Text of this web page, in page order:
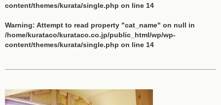
content/themes/kurata/single.php on line 14
Warning: Attempt to read property "cat_name" on null in
/home/kurataco/kurataco.co.jp/public_html/wp/wp-
content/themes/kurata/single.php on line 14